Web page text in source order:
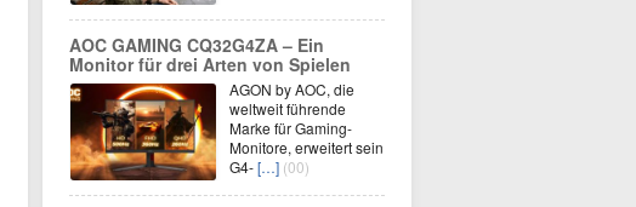
AOC GAMING CQ32G4ZA – Ein
Monitor für drei Arten von Spielen
AGON by AOC, die
weltweit führende
Marke für Gaming-
Monitore, erweitert sein
G4-[…] (00)